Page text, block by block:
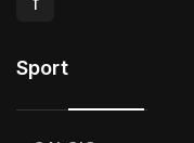
Sport